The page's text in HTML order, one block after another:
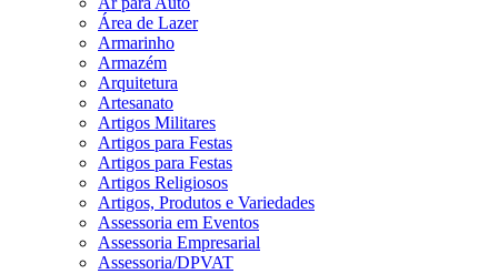
Área de Lazer
Armarinho
Armazém
Arquitetura
Artesanato
Artigos Militares
Artigos para Festas
Artigos para Festas
Artigos Religiosos
Artigos, Produtos e Variedades
Assessoria em Eventos
Assessoria Empresarial
Assessoria/DPVAT